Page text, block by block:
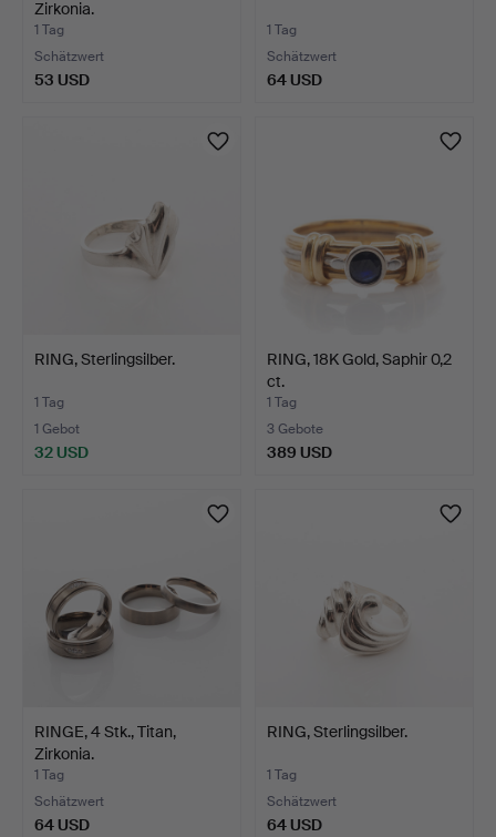
Zirkonia.
1 Tag
Schätzwert
53 USD
1 Tag
Schätzwert
64 USD
RING, Sterlingsilber.
1 Tag
1 Gebot
32 USD
RING, 18K Gold, Saphir 0,2
ct.
1 Tag
3 Gebote
389 USD
RINGE, 4 Stk., Titan,
Zirkonia.
1 Tag
Schätzwert
64 USD
RING, Sterlingsilber.
1 Tag
Schätzwert
64 USD